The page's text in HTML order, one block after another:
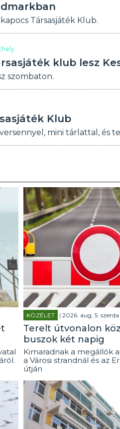
Társasjáték Klub.
klub lesz
szombaton.
Klub
mini tárlattal, és
KÖZÉLET | 2026. aug. 5. szerda
Terelt útvonalon
buszok két napig
Kimaradnak a megállók
a Városi strandnál és az
útján